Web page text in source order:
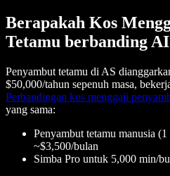
Berapakah Kos
Tetamu berbanding
Penyambut tetamu di AS
$50,000/tahun sepenuh masa,
Perbandingan kos menggaji
yang sama:
Penyambut tetamu manusia
~$3,500/bulan
Simba Pro untuk 5,000 min/